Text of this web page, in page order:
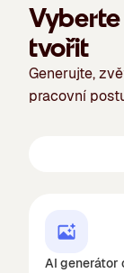
tvořit
Generujte,
pracovní
AI generátor